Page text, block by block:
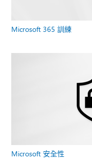
Microsoft 365 訓練
Microsoft 安全性